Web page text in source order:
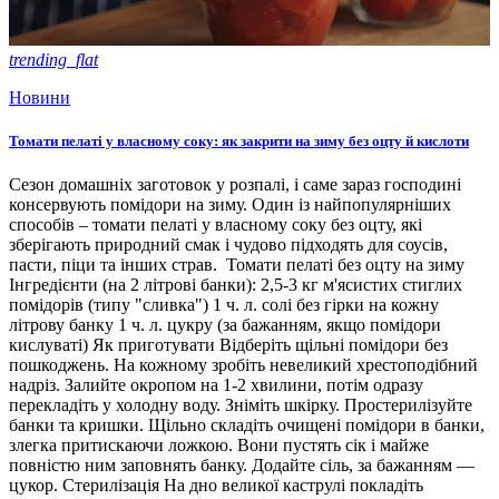
trending_flat
Новини
Томати пелаті у власному соку: як закрити на зиму без оцту й кислоти
Сезон домашніх заготовок у розпалі, і саме зараз господині
консервують помідори на зиму. Один із найпопулярніших
способів – томати пелаті у власному соку без оцту, які
зберігають природний смак і чудово підходять для соусів,
пасти, піци та інших страв. Томати пелаті без оцту на зиму
Інгредієнти (на 2 літрові банки): 2,5-3 кг м'ясистих стиглих
помідорів (типу "сливка") 1 ч. л. солі без гірки на кожну
літрову банку 1 ч. л. цукру (за бажанням, якщо помідори
кислуваті) Як приготувати Відберіть щільні помідори без
пошкоджень. На кожному зробіть невеликий хрестоподібний
надріз. Залийте окропом на 1-2 хвилини, потім одразу
перекладіть у холодну воду. Зніміть шкірку. Простерилізуйте
банки та кришки. Щільно складіть очищені помідори в банки,
злегка притискаючи ложкою. Вони пустять сік і майже
повністю ним заповнять банку. Додайте сіль, за бажанням —
цукор. Стерилізація На дно великої каструлі покладіть